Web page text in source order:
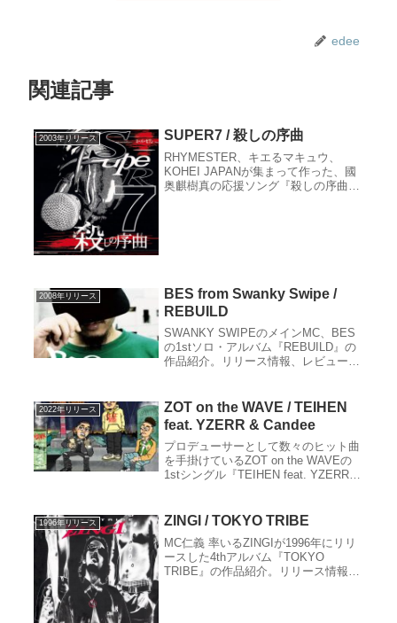
edee
関連記事
2003年リリース SUPER7 / 殺しの序曲
RHYMESTER、キエるマキュウ、
KOHEI JAPANが集まって作った、國
奥麒樹真の応援ソング『殺しの序曲』
2008年リリース
BES from Swanky Swipe /
REBUILD
SWANKY SWIPEのメインMC、BES
の1stソロ・アルバム『REBUILD』の
作品紹介。リリース情報、レビュー、
2022年リリース
ZOT on the WAVE / TEIHEN
feat. YZERR & Candee
プロデューサーとして数々のヒット曲
を手掛けているZOT on the WAVEの
1stシングル『TEIHEN feat. YZERR &
関連サイトなど。
1996年リリース ZINGI / TOKYO TRIBE
MC仁義 率いるZINGIが1996年にリリ
ースした4thアルバム『TOKYO
TRIBE』の作品紹介。リリース情報、